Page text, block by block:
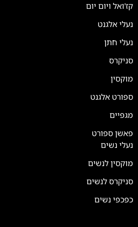
קז'ואל ויום יום
נעלי אלגנט
נעלי חתן
סניקרס
מוקסין
ספורט אלגנט
מגפיים
פאשן ספורט
נעלי נשים
מוקסין לנשים
סניקרס לנשים
כפכפי נשים